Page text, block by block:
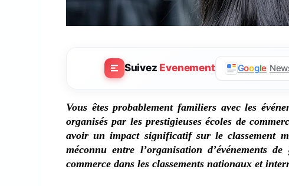
Suivez Evenement Google
Vous êtes probablement familiers avec les
organisés par les prestigieuses écoles de
avoir un impact significatif sur le classement
méconnu entre l’organisation d’événements
commerce dans les classements nationaux et